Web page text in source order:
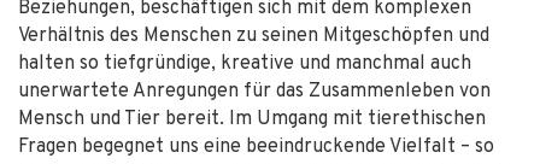
Beziehungen, beschäftigen sich mit dem komplexen
Verhältnis des Menschen zu seinen Mitgeschöpfen und
halten so tiefgründige, kreative und manchmal auch
unerwartete Anregungen für das Zusammenleben von
Mensch und Tier bereit. Im Umgang mit tierethischen
Fragen begegnet uns eine beeindruckende Vielfalt – so